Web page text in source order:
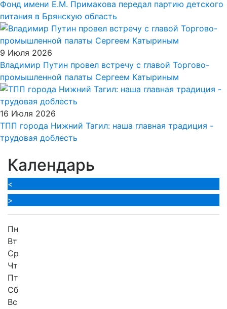
Фонд имени Е.М. Примакова передал партию детского
питания в Брянскую область
9 Июля 2026
Владимир Путин провел встречу с главой Торгово-
промышленной палаты Сергеем Катыриным
16 Июля 2026
ТПП города Нижний Тагил: наша главная традиция -
трудовая доблесть
Календарь
<
>
Пн
Вт
Ср
Чт
Пт
Сб
Вс